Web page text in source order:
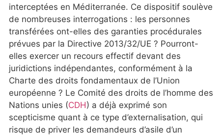
interceptées en Méditerranée. Ce dispositif soulève
de nombreuses interrogations : les personnes
transférées ont-elles des garanties procédurales
prévues par la Directive 2013/32/UE ? Pourront-
elles exercer un recours effectif devant des
juridictions indépendantes, conformément à la
Charte des droits fondamentaux de l’Union
européenne ? Le Comité des droits de l’homme des
Nations unies (CDH) a déjà exprimé son
scepticisme quant à ce type d’externalisation, qui
risque de priver les demandeurs d’asile d’un